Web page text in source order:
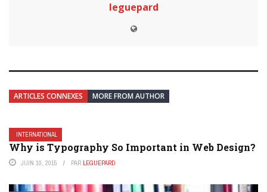
leguepard
ARTICLES CONNEXES MORE FROM AUTHOR
INTERNATIONAL
Why is Typography So Important in Web Design?
JUIN 10, 2015 PAR LEGUEPARD